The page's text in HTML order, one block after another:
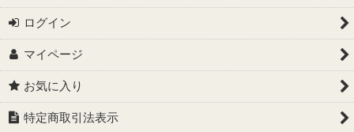
ログイン
マイページ
お気に入り
特定商取引法表示